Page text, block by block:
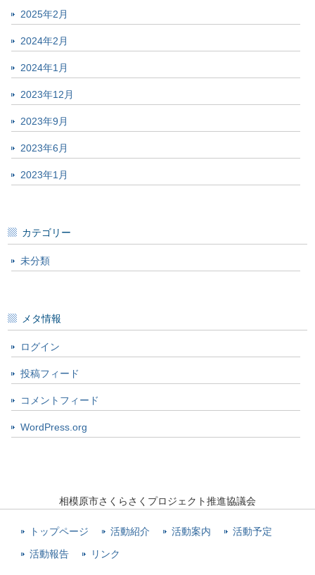
2025年2月
2024年2月
2024年1月
2023年12月
2023年9月
2023年6月
2023年1月
カテゴリー
未分類
メタ情報
ログイン
投稿フィード
コメントフィード
WordPress.org
相模原市さくらさくプロジェクト推進協議会
トップページ 活動紹介 活動案内 活動予定
活動報告 リンク